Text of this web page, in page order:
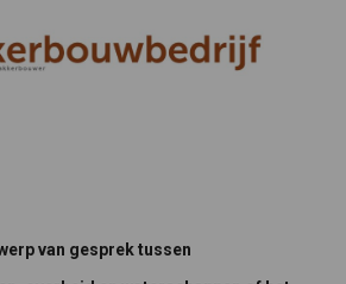
van gesprek tussen